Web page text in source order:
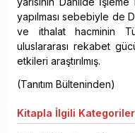
yapılması sebebiyle de
ve ithalat hacminin
uluslararası rekabet
etkileri araştırılmış.
(Tanıtım Bülteninden)
Kitapla İlgili Kategoriler